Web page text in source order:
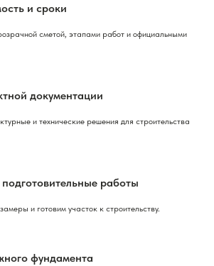
и сроки
сметой, этапами работ и официальными
документации
и технические решения для строительства
работы
и готовим участок к строительству.
фундамента